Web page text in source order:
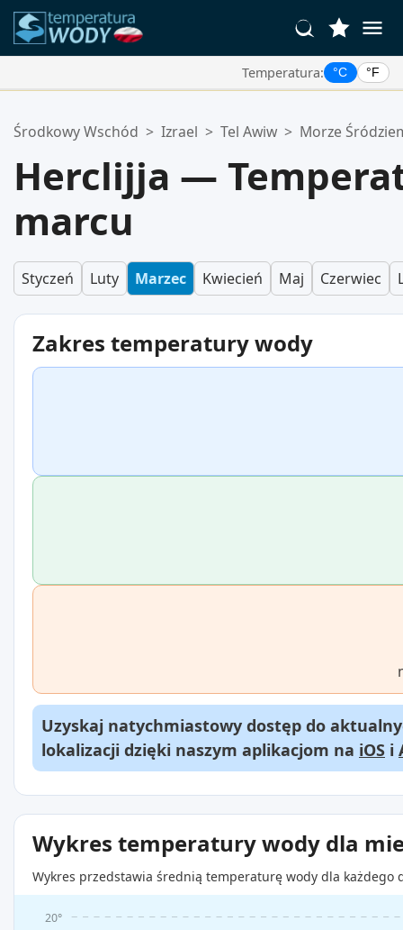
Temperatura: °C °F
Twoja lista ulubionych jest pusta.
Środkowy Wschód > Izrael > Tel Awiw > Morze
Herclijja —
marcu
Styczeń Luty Marzec Kwiecień Maj Czerwiec
Zakres temperatury wody
Uzyskaj natychmiastowy dostęp do
lokalizacji dzięki naszym aplikacjom na iOS i
Wykres temperatury wody dla
Wykres przedstawia średnią temperaturę wody dla
20°